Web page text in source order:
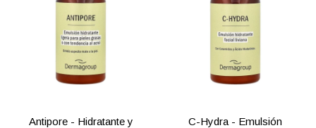
Antipore - Hidratante y
C-Hydra - Emulsión